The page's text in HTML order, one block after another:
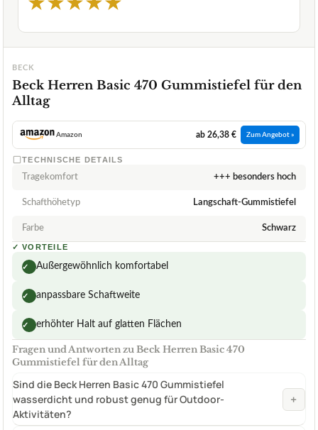
BECK
Beck Herren Basic 470 Gummistiefel für den
Alltag
Amazon ab 26,38 € Zum Angebot »
TECHNISCHE DETAILS
Tragekomfort +++ besonders hoch
Schafthöhetyp Langschaft-Gummistiefel
Farbe Schwarz
✓ VORTEILE
✓ Außergewöhnlich komfortabel
✓ anpassbare Schaftweite
✓ erhöhter Halt auf glatten Flächen
Fragen und Antworten zu Beck Herren Basic 470
Gummistiefel für den Alltag
Sind die Beck Herren Basic 470 Gummistiefel
wasserdicht und robust genug für Outdoor-
Aktivitäten?
+